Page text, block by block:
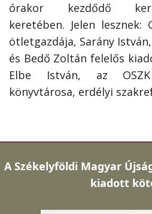
órakor kezdődő
keretében. Jelen
ötletgazdája, Sarány
és Bedő Zoltán felelős
Elbe István, az OSZK
könyvtárosa, erdélyi
A Székelyföldi Magyar
kiadott